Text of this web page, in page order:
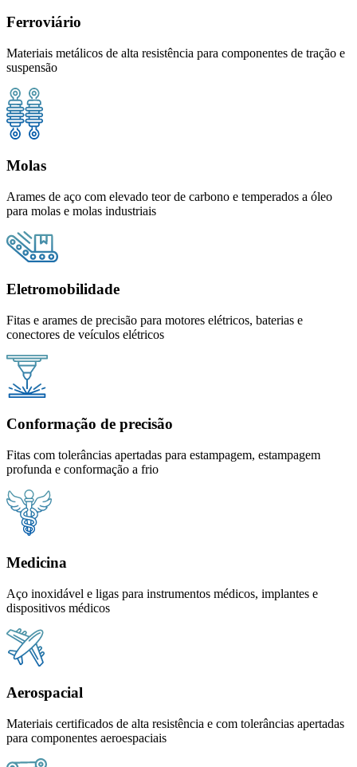
Ferroviário
Materiais metálicos de alta resistência para componentes de tração e
suspensão
Molas
Arames de aço com elevado teor de carbono e temperados a óleo
para molas e molas industriais
Eletromobilidade
Fitas e arames de precisão para motores elétricos, baterias e
conectores de veículos elétricos
Conformação de precisão
Fitas com tolerâncias apertadas para estampagem, estampagem
profunda e conformação a frio
Medicina
Aço inoxidável e ligas para instrumentos médicos, implantes e
dispositivos médicos
Aerospacial
Materiais certificados de alta resistência e com tolerâncias apertadas
para componentes aeroespaciais